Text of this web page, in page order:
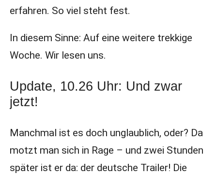
erfahren. So viel steht fest.
In diesem Sinne: Auf eine weitere trekkige
Woche. Wir lesen uns.
Update, 10.26 Uhr: Und zwar
jetzt!
Manchmal ist es doch unglaublich, oder? Da
motzt man sich in Rage – und zwei Stunden
später ist er da: der deutsche Trailer! Die